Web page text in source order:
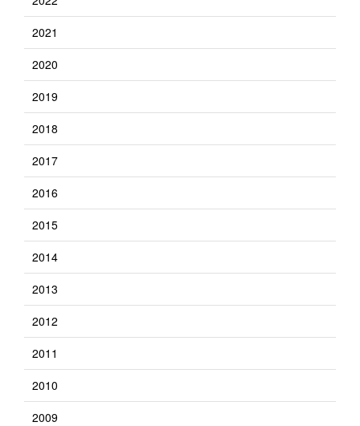
2021
2020
2019
2018
2017
2016
2015
2014
2013
2012
2011
2010
2009